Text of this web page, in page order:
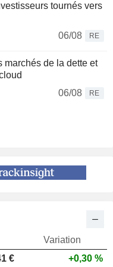
tournés vers
06/08
RE
marchés de la dette et
06/08
RE
Variation
€
+0,30 %